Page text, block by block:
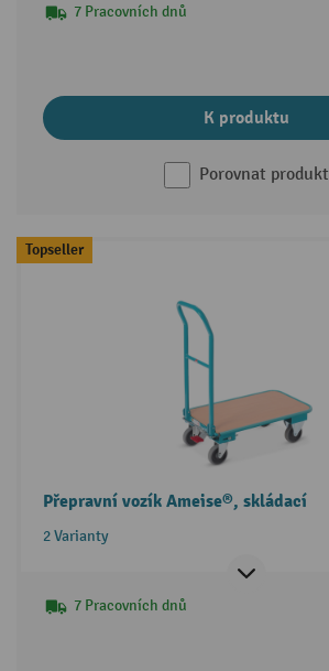
7 Pracovních dnů
K produktu
Porovnat produkt
Topseller
Přepravní vozík Ameise®, skládací
2 Varianty
7 Pracovních dnů